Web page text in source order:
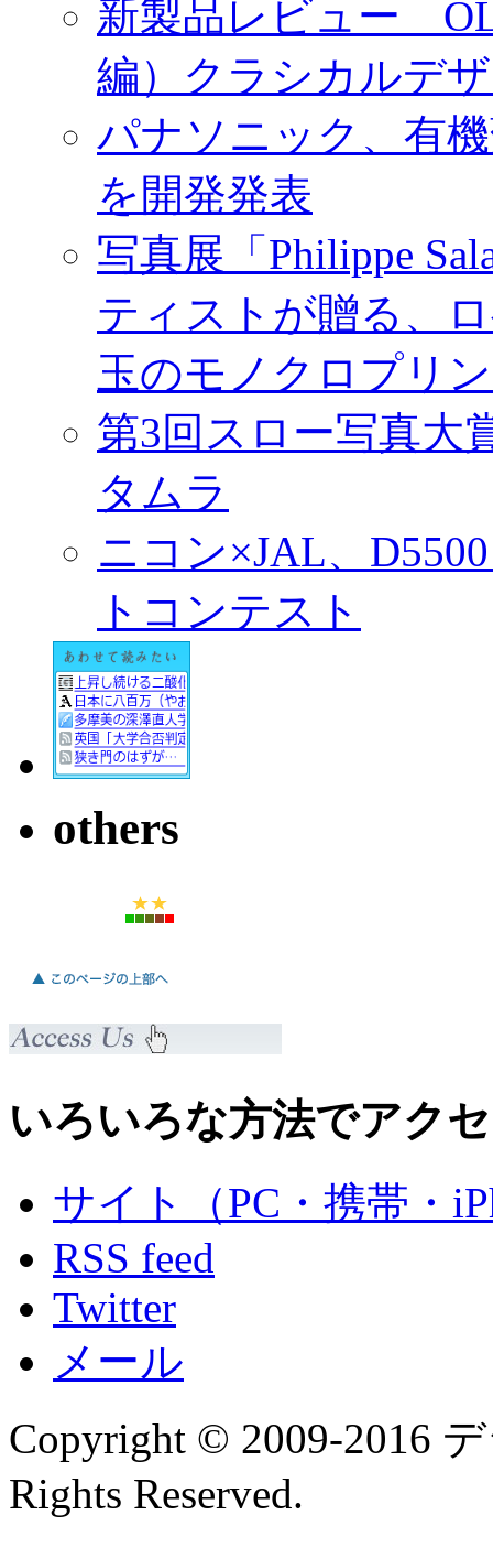
新製品レビュー
編）クラシカルデ
パナソニック、有
を開発発表
写真展「Philippe
ティストが贈る、
玉のモノクロプリ
第3回スロー写真
タムラ
ニコン×JAL、
トコンテスト
others
いろいろな方法でアク
サイト（PC・携帯・
RSS feed
Twitter
メール
Copyright © 2009-2016
Rights Reserved.